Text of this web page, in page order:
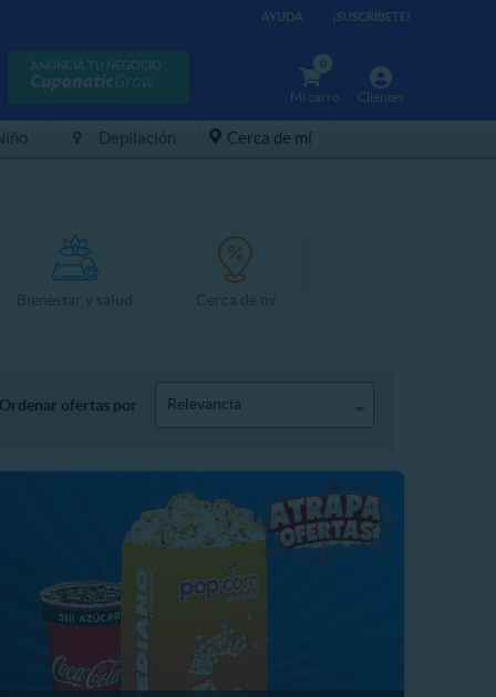
AYUDA ¡SUSCRÍBETE!
ANUNCIA TU NEGOCIO
Clientes
0
Mi carro
Depilación Cerca de mí
Ordenar ofertas por Relevancia